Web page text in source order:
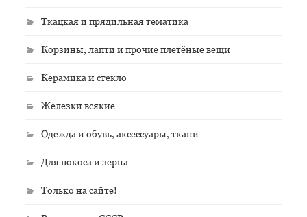
Ткацкая и прядильная тематика
Корзины, лапти и прочие плетёные вещи
Керамика и стекло
Железки всякие
Одежда и обувь, аксессуары, ткани
Для покоса и зерна
Только на сайте!